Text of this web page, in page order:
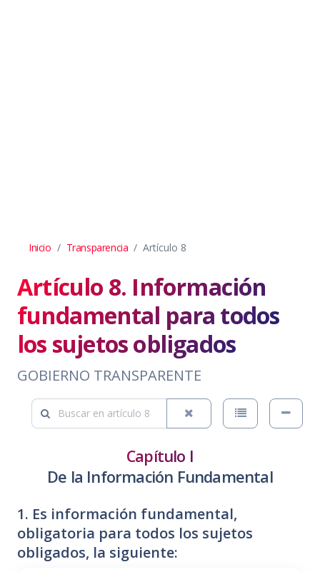
Inicio Transparencia Artículo 8
Artículo 8. Información
fundamental para todos
los sujetos obligados
GOBIERNO TRANSPARENTE
Capítulo I
De la Información Fundamental
1. Es información fundamental,
obligatoria para todos los sujetos
obligados, la siguiente: